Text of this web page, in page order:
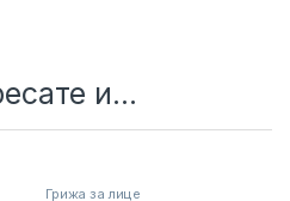
и...
Грижа за лице